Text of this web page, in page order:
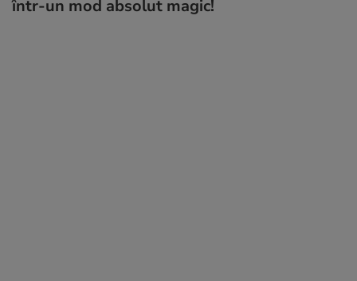
într-un mod absolut magic!